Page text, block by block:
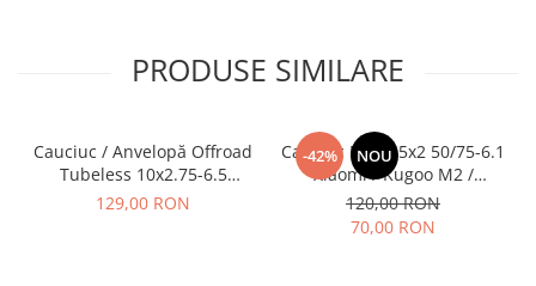
PRODUSE SIMILARE
Cauciuc / Anvelopă Offroad
Tubeless 10x2.75-6.5
KuKirin G2/G2 Master 2025
129,00 RON
-42% NOU
Cauciuc Plin 8.5x2 50/75-6.1
Xiaomi / Kugoo M2 /
Ducati/Evergreen/Motus/
120,00 RON
70,00 RON